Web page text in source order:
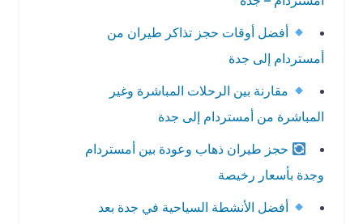
أفضل أوقات حجز تذاكر طيران من
أمستردام إلى جدة
مقارنة بين الرحلات المباشرة وغير
المباشرة من أمستردام إلى جدة
حجز طيران ذهاب وعودة بين أمستردام
وجدة بأسعار رخيصة
أفضل الأنشطة السياحية في جدة بعد